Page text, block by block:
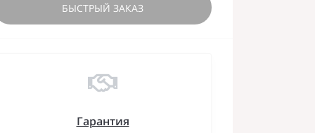
БЫСТРЫЙ ЗАКАЗ
Гарантия